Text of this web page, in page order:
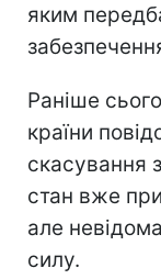
яким
Раніше
країни
скасування
стан вже
але
силу.